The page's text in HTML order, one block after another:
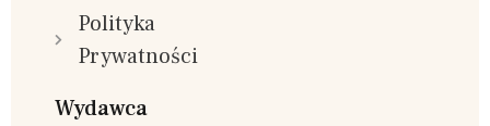
Polityka
Prywatności
Wydawca